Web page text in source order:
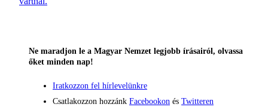
Ne maradjon le a Magyar Nemzet legjobb írásairól, olvassa
őket minden nap!
Iratkozzon fel hírlevelünkre
Csatlakozzon hozzánk Facebookon és Twitteren